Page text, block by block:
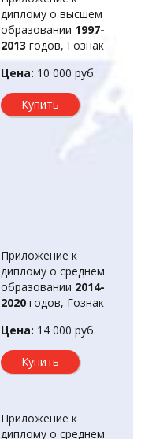
диплому о высшем
образовании 1997-
2013 годов, Гознак
Цена: 10 000 руб.
Купить
Приложение к
диплому о среднем
образовании 2014-
2020 годов, Гознак
Цена: 14 000 руб.
Купить
Приложение к
диплому о среднем